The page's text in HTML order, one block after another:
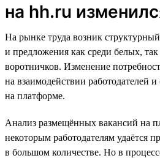
на hh.ru
На рынке труда возник
и предложения как среди белых,
воротничков. Изменение
на взаимодействии работодателей и
на платформе.
Анализ размещённых вакансий на
некоторым работодателям удаётся
в большом количестве. Но в